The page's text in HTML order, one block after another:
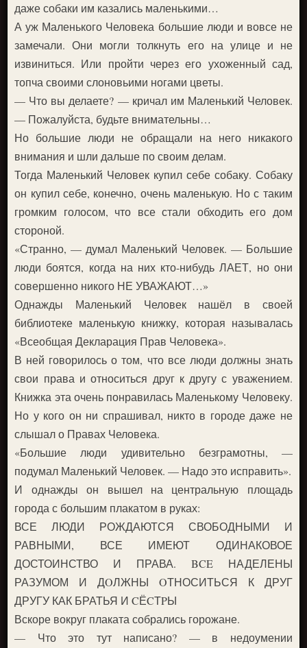
даже собаки им казались маленькими…
А уж Маленького Человека большие люди и вовсе не
замечали. Они могли толкнуть его на улице и не
извиниться. Или пройти через его ухоженный сад,
топча своими слоновьими ногами цветы.
— Что вы делаете? — кричал им Маленький Человек.
— Пожалуйста, будьте внимательны…
Но большие люди не обращали на него никакого
внимания и шли дальше по своим делам.
Тогда Маленький Человек купил себе собаку. Собаку
он купил себе, конечно, очень маленькую. Но с таким
громким голосом, что все стали обходить его дом
стороной.
«Странно, — думал Маленький Человек. — Большие
люди боятся, когда на них кто-нибудь ЛАЕТ, но они
совершенно никого НЕ УВАЖАЮТ…»
Однажды Маленький Человек нашёл в своей
библиотеке маленькую книжку, которая называлась
«Всеобщая Декларация Прав Человека».
В ней говорилось о том, что все люди должны знать
свои права и относиться друг к другу с уважением.
Книжка эта очень понравилась Маленькому Человеку.
Но у кого он ни спрашивал, никто в городе даже не
слышал о Правах Человека.
«Большие люди удивительно безграмотны, —
подумал Маленький Человек. — Надо это исправить».
И однажды он вышел на центральную площадь
города с большим плакатом в руках:
ВСЕ ЛЮДИ РОЖДАЮТСЯ СВОБОДНЫМИ И
РАВНЫМИ, ВСЕ ИМЕЮТ ОДИНАКОВОЕ
ДОСТОИНСТВО И ПРАВА. BCE НАДЕЛЕНЫ
РАЗУМОМ И ДOЛЖНЫ OТНОСИТЬСЯ К ДРУГ
ДРУГУ КАК БРАТЬЯ И CЁCТPЫ
Вскоре вокруг плаката собрались горожане.
— Что это тут написано? — в недоумении